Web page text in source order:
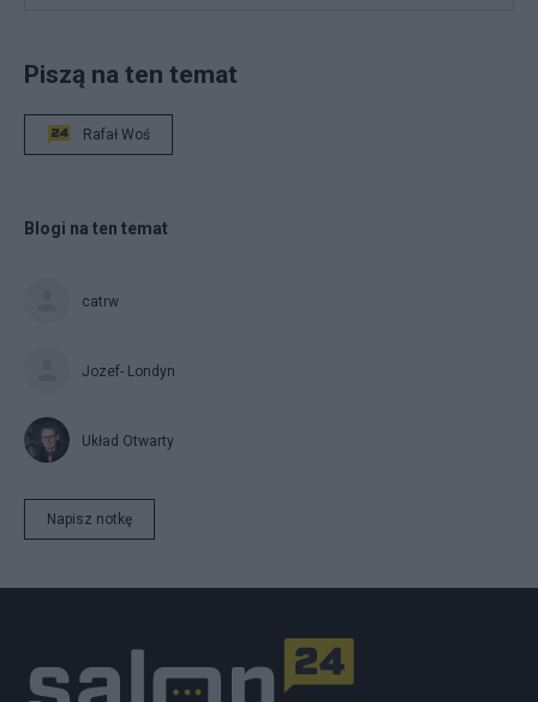
Piszą na ten temat
Rafał Woś
Blogi na ten temat
catrw
Jozef- Londyn
Układ Otwarty
Napisz notkę